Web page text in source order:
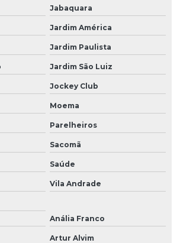
Diesel Na Região De Sp
Bomba De Alta Pressão
Alta Pressão Em São Paulo
Alta Pressão Na Capital Sp
Alta Pressão Para Caminhões
Injeção Em São Paulo
Pressão
Em São Paulo
Diesel
Jabaquara
Jardim América
Jardim Paulista
Jardim São Luiz
Jockey Club
Moema
Parelheiros
Sacomã
Saúde
Vila Andrade
Anália Franco
Artur Alvim